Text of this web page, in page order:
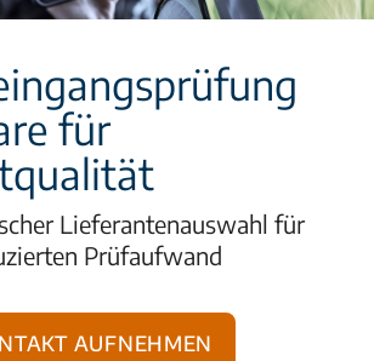
für
Lieferantenauswahl für
Prüfaufwand
aufnehmen